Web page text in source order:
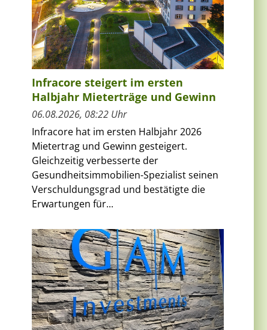
Infracore steigert im ersten
Halbjahr Mieterträge und Gewinn
06.08.2026, 08:22 Uhr
Infracore hat im ersten Halbjahr 2026
Mietertrag und Gewinn gesteigert.
Gleichzeitig verbesserte der
Gesundheitsimmobilien-Spezialist seinen
Verschuldungsgrad und bestätigte die
Erwartungen für...